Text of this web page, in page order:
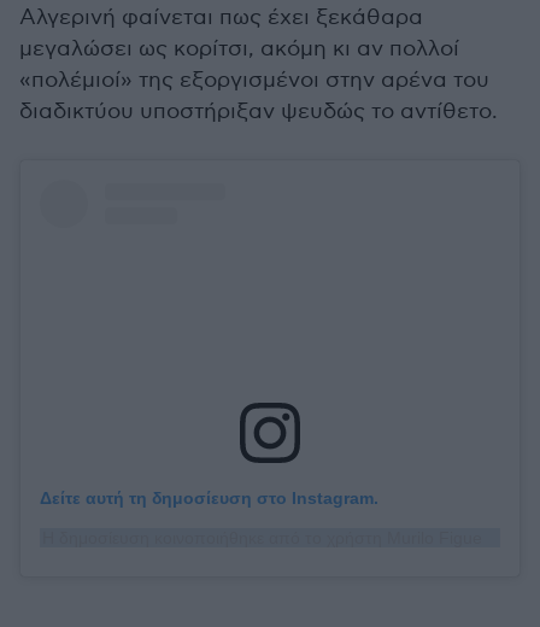
Αλγερινή φαίνεται πως έχει ξεκάθαρα
μεγαλώσει ως κορίτσι, ακόμη κι αν πολλοί
«πολέμιοί» της εξοργισμένοι στην αρένα του
διαδικτύου υποστήριξαν ψευδώς το αντίθετο.
Δείτε αυτή τη δημοσίευση στο Instagram.